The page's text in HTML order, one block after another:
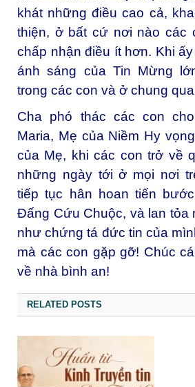
khát những điều cao cả,
thiện, ở bất cứ nơi nào các
chấp nhận điều ít hơn. Khi
ánh sáng của Tin Mừng
trong các con và ở chung
Cha phó thác các con
Maria, Mẹ của Niềm Hy
của Mẹ, khi các con trở về
những ngày tới ở mọi nơi
tiếp tục hân hoan tiến
Đấng Cứu Chuộc, và lan tỏa
như chứng tá đức tin của
mà các con gặp gỡ! Chúc
về nhà bình an!
RELATED POSTS